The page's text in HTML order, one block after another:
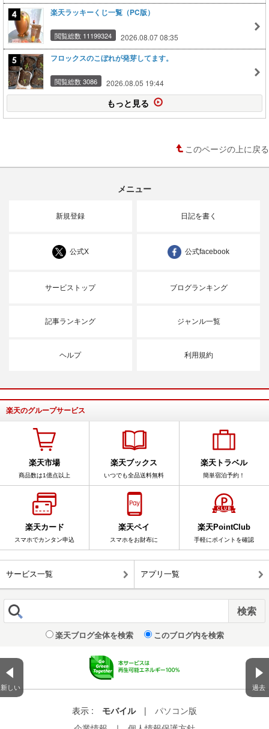
新しい 過去
楽天ラッキーくじ一覧（PC版）
閲覧総数 11199324 2026.08.07 08:35
フロックスのこぼれが発芽してます。
閲覧総数 3086 2026.08.05 19:44
もっと見る
このページの上に戻る
メニュー
新規登録 日記を書く
公式X 公式facebook
サービストップ ブログランキング
記事ランキング ジャンル一覧
ヘルプ 利用規約
楽天のグループサービス
楽天市場
商品数は1億点以上
楽天ブックス
いつでも全品送料無料
楽天トラベル
簡単宿泊予約！
楽天カード
スマホでカンタン申込
楽天ペイ
スマホをお財布に
楽天PointClub
手軽にポイントを確認
サービス一覧 アプリ一覧
楽天ブログ全体を検索 このブログ内を検索
表示 : モバイル |
パソコン版